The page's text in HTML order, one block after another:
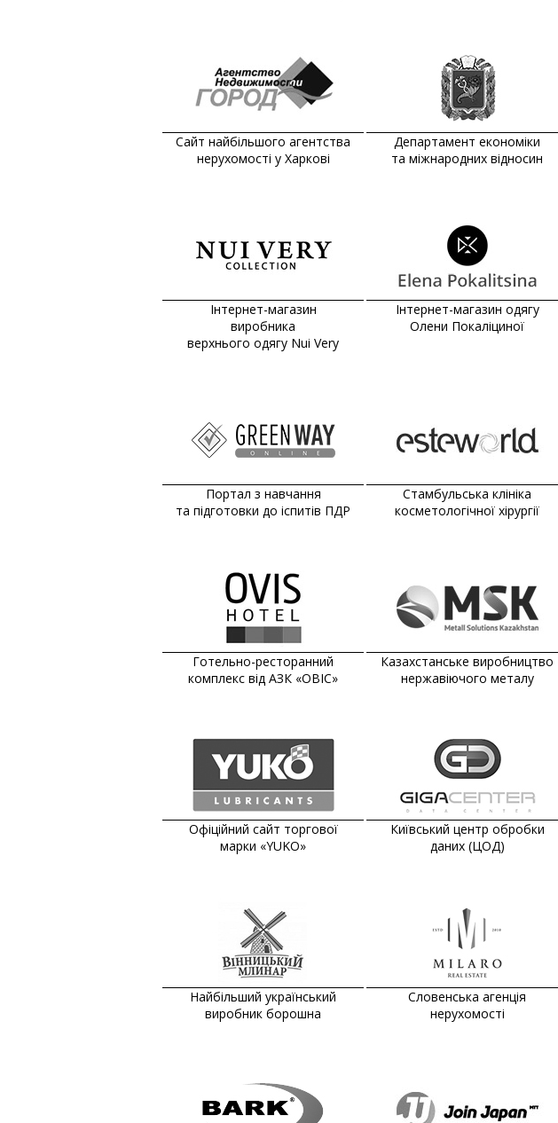
Сайт найбільшого агентства
нерухомості у Харкові
Департамент економіки
та міжнародних відносин
Інтернет-магазин
виробника
верхнього одягу Nui Very
Інтернет-магазин одягу
Олени Покаліциної
Портал з навчання
та підготовки до іспитів ПДР
Стамбульська клініка
косметологічної хірургії
Готельно-ресторанний
комплекс від АЗК «ОВІС»
Казахстанське виробництво
нержавіючого металу
Офіційний сайт торгової
марки «YUKO»
Київський центр обробки
даних (ЦОД)
Найбільший український
виробник борошна
Словенська агенція
нерухомості